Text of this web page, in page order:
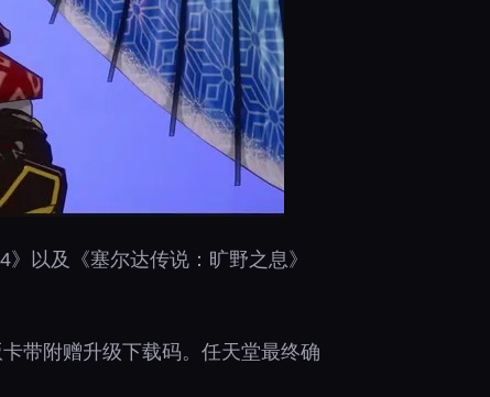
以及《塞尔达传说：旷野之息》
带附赠升级下载码。任天堂最终确